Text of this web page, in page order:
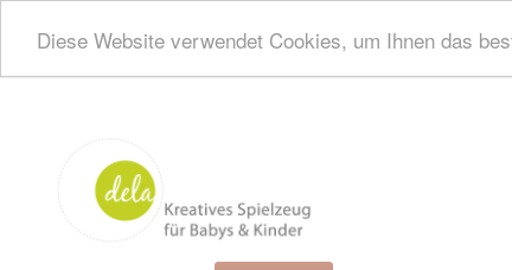
Diese Website verwendet Cookies, um Ihnen das